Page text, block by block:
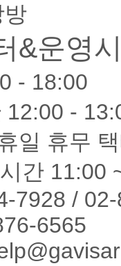
&운영
- 18:00
12:00 -
일 휴무
간 11:00
7928 /
6565